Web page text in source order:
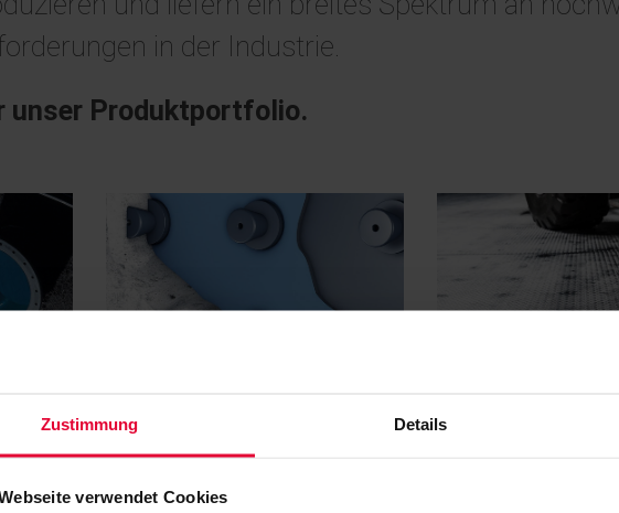
Zustimmung Details
verwendet Cookies
in der Industrie.
unser Produktportfolio.
aus
BEKAPLAST BEKASTEEL